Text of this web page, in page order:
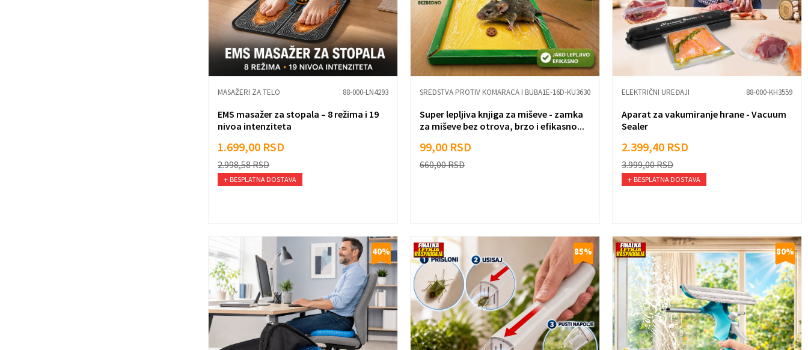
MASAŽERI ZA TELO 88-000-LN4293
EMS masažer za stopala – 8 režima i 19
nivoa intenziteta
1.699,00 RSD
2.998,58RSD
BESPLATNA DOSTAVA
SREDSTVA PROTIV KOMARACA I BUBA1E-16D-KU3630
Super lepljiva knjiga za miševe - zamka
za miševe bez otrova, brzo i efikasno...
99,00 RSD
660,00RSD
ELEKTRIČNI UREĐAJI 88-000-KH3559
Aparat za vakumiranje hrane - Vacuum
Sealer
2.399,40 RSD
3.999,00RSD
BESPLATNA DOSTAVA
40% 85% 80%